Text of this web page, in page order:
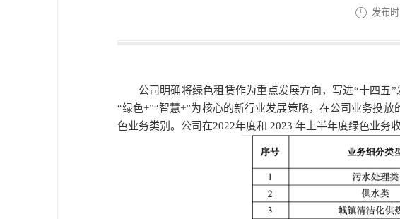
发布
公司明确将绿色租赁作为重点发展方向，写进“十四五
“绿色+”“智慧+”为核心的新行业发展策略，在公司业务投
色业务类别。公司在2022年度和 2023 年上半年度绿色业务